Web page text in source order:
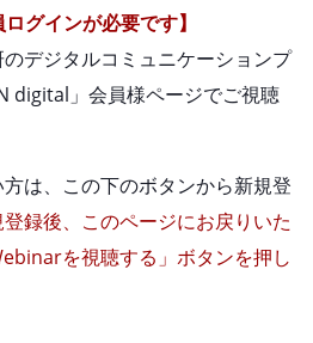
グインが必要です】
デジタルコミュニケーションプ
digital」会員様ページでご視聴
は、この下のボタンから新規登
登録後、このページにお戻りいた
を視聴する」ボタンを押し